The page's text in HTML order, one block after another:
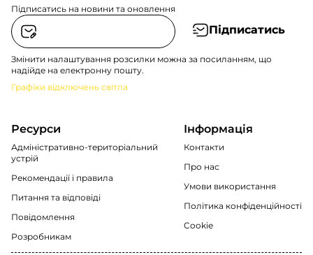
Підписатись на новини та оновлення
Підписатись
Змінити налаштування розсилки можна за посиланням, що
надійде на електронну пошту.
Графіки відключень світла
Ресурси
Адміністративно-територіальний
устрій
Рекомендації i правила
Питання та відповіді
Повідомлення
Розробникам
Інформація
Контакти
Про нас
Умови використання
Політика конфіденційності
Cookie